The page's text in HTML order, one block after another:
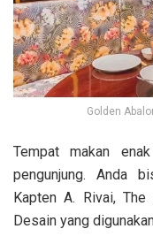
Golden
Tempat makan
pengunjung. Anda
Kapten A. Rivai,
Desain yang